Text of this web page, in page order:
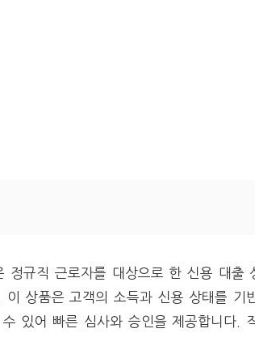
정규직 근로자를 대상으로 한 신용 대
상품은 고객의 소득과 신용 상태를 기
있어 빠른 심사와 승인을 제공합니다.